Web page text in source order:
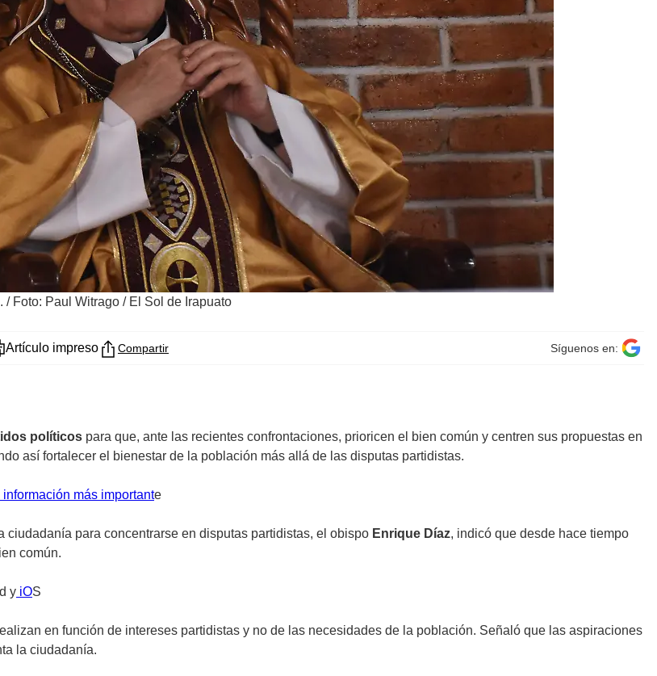
/ Foto: Paul Witrago / El Sol de Irapuato
Artículo impreso Compartir Síguenos en:
políticos para que, ante las recientes confrontaciones, prioricen el bien común y centren sus propuestas en
así fortalecer el bienestar de la población más allá de las disputas partidistas.
más importante
para concentrarse en disputas partidistas, el obispo Enrique Díaz, indicó que desde hace tiempo
común.
d y iOS
en función de intereses partidistas y no de las necesidades de la población. Señaló que las aspiraciones
la ciudadanía.